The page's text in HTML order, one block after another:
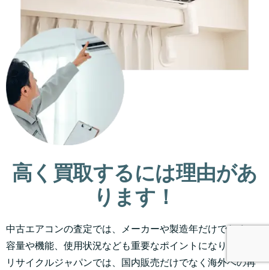
高く買取するには理由があ
ります！
中古エアコンの査定では、メーカーや製造年だけでなく、
容量や機能、使用状況なども重要なポイントになります。
リサイクルジャパンでは、国内販売だけでなく海外への再